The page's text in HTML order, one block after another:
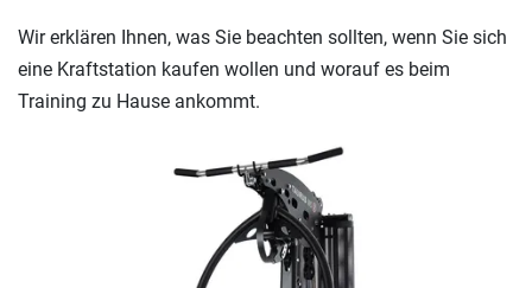
Wir erklären Ihnen, was Sie beachten sollten, wenn Sie sich
eine Kraftstation kaufen wollen und worauf es beim
Training zu Hause ankommt.